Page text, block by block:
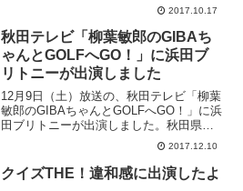
2017.10.17
秋田テレビ「柳葉敏郎のGIBAち
ゃんとGOLFへGO！」に浜田ブ
リトニーが出演しました
12月9日（土）放送の、秋田テレビ「柳葉
敏郎のGIBAちゃんとGOLFへGO！」に浜
田ブリトニーが出演しました。秋田県ゴ
ルフ親善大使の俳優 柳葉敏郎と、秋田県
ゴルフ界の発展・振興とジュニア選手の
育成を目指し、ゴルフの面白さ、楽し
さ、奥深さを...
2017.12.10
クイズTHE！違和感に出演したよ